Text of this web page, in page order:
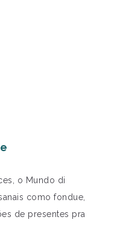
o Mundo di
como fondue,
de presentes pra